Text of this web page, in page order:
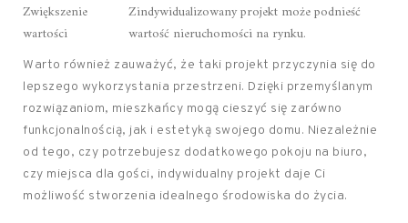
Zwiększenie
wartości
Zindywidualizowany projekt może podnieść
wartość nieruchomości na rynku.
Warto również zauważyć, że taki projekt przyczynia się do
lepszego wykorzystania przestrzeni. Dzięki przemyślanym
rozwiązaniom, mieszkańcy mogą cieszyć się zarówno
funkcjonalnością, jak i estetyką swojego domu. Niezależnie
od tego, czy potrzebujesz dodatkowego pokoju na biuro,
czy miejsca dla gości, indywidualny projekt daje Ci
możliwość stworzenia idealnego środowiska do życia.